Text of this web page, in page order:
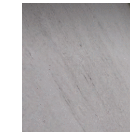
Annonsera
Läs E-tidningen
Om tidningen
Kontakt
Personuppgifter
Search for: